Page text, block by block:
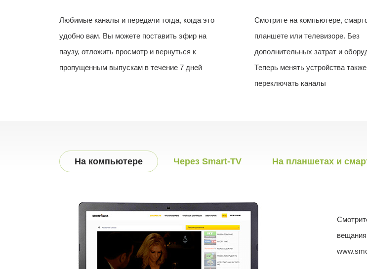
Любимые каналы и передачи тогда, когда это
удобно вам. Вы можете поставить эфир на
паузу, отложить просмотр и вернуться к
пропущенным выпускам в течение 7 дней
Смотрите на компьютере,
планшете или телевизоре. Без
дополнительных затрат и
Теперь менять устройства также
переключать каналы
На компьютере Через Smart-TV На планшетах и